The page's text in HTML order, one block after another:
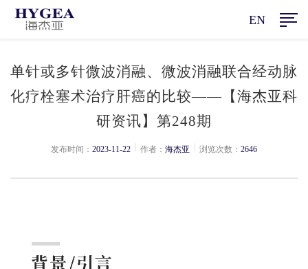
EN
单针或多针微波消融、微波消融联合经动脉
化疗栓塞术治疗肝癌的比较——【海杰亚科
研资讯】第248期
发布时间： 2023-11-22 作者： 海杰亚 浏览次数： 2646